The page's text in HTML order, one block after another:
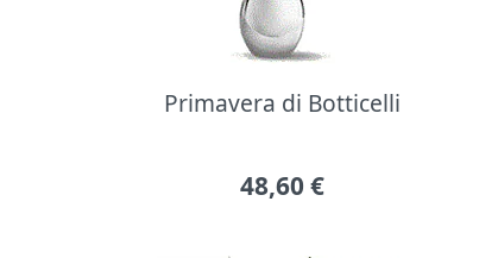
Primavera di Botticelli
48,60 €